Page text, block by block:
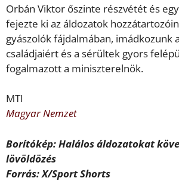
Orbán Viktor őszinte részvétét és
fejezte ki az áldozatok
gyászolók fájdalmában, imádkozunk
családjaiért és a sérültek gyors
fogalmazott a miniszterelnök.
MTI
Magyar Nemzet
Borítókép: Halálos áldozatokat
lövöldözés
Forrás: X/Sport Shorts